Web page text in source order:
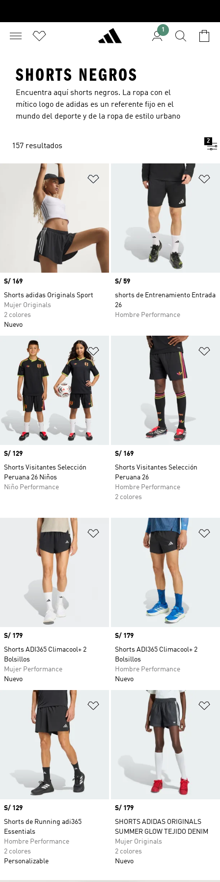
1
SHORTS NEGROS
Encuentra aquí shorts negros. La ropa con el
mítico logo de adidas es un referente fijo en el
mundo del deporte y de la ropa de estilo urbano
157 resultados
2
Añadir a la lista de deseos
Precio
S/ 169
Shorts adidas Originals Sport
Mujer Originals
2 colores
Nuevo
Precio
S/ 59
shorts de Entrenamiento Entrada
26
Hombre Performance
Añadir a la lista de deseos
Precio
S/ 129
Shorts Visitantes Selección
Peruana 26 Niños
Niño Performance
Precio
S/ 169
Shorts Visitantes Selección
Peruana 26
Hombre Performance
2 colores
Añadir a la lista de deseos
Precio
S/ 179
Shorts ADI365 Climacool+ 2
Bolsillos
Mujer Performance
Nuevo
Precio
S/ 179
Shorts ADI365 Climacool+ 2
Bolsillos
Hombre Performance
Nuevo
Añadir a la lista de deseos
Precio
S/ 129
Shorts de Running adi365
Essentials
Hombre Performance
2 colores
Personalizable
Precio
S/ 179
SHORTS ADIDAS ORIGINALS
SUMMER GLOW TEJIDO DENIM
Mujer Originals
2 colores
Nuevo